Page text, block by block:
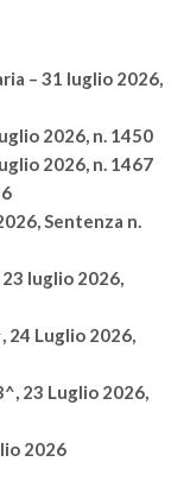
– 31 luglio 2026,
2026, n. 1450
2026, n. 1467
Sentenza n.
23 luglio 2026,
24 Luglio 2026,
23 Luglio 2026,
2026